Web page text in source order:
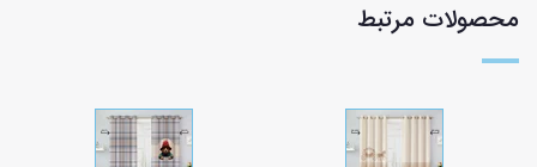
محصولات مرتبط